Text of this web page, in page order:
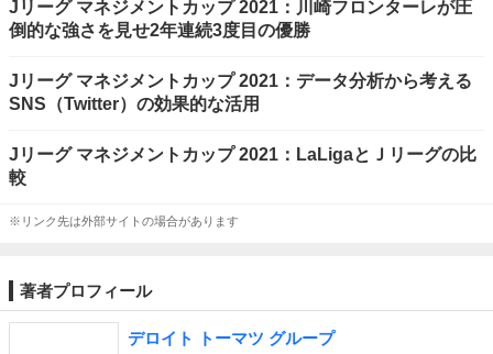
Jリーグ マネジメントカップ 2021：川崎フロンターレが圧
倒的な強さを見せ2年連続3度目の優勝
Jリーグ マネジメントカップ 2021：データ分析から考える
SNS（Twitter）の効果的な活用
Jリーグ マネジメントカップ 2021：LaLigaとＪリーグの比
較
※リンク先は外部サイトの場合があります
著者プロフィール
デロイト トーマツ グループ